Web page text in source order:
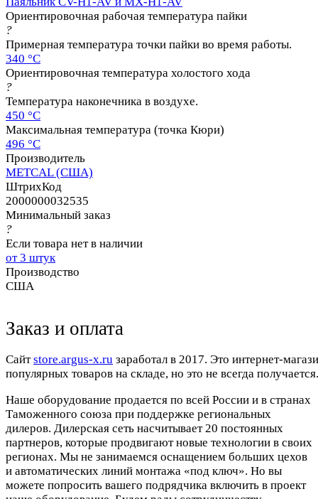
Ориентировочная рабочая температура пайки
?
Примерная температура точки пайки во время работы.
340 °C
Ориентировочная температура холостого хода
?
Температура наконечника в воздухе.
450 °C
Максимальная температура (точка Кюри)
496 °C
Производитель
METCAL (США)
ШтрихКод
2000000032535
Минимальный заказ
?
Если товара нет в наличии
от 3 штук
Производство
США
Заказ и оплата
Cайтstore.argus-x.ru заработал в 2017. Это интернет-
популярных товаров на складе, но это не всегда
Наше оборудование продается по всей России и в странах
Таможенного союза при поддержке региональных
дилеров. Дилерская сеть насчитывает 20 постоянных
партнеров, которые продвигают новые технологии в своих
регионах. Мы не занимаемся оснащением больших цехов
и автоматических линий монтажа «под ключ». Но вы
можете попросить вашего подрядчика включить в проект